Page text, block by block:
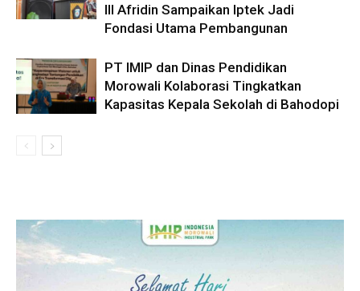
III Afridin Sampaikan Iptek Jadi
Fondasi Utama Pembangunan
PT IMIP dan Dinas Pendidikan
Morowali Kolaborasi Tingkatkan
Kapasitas Kepala Sekolah di Bahodopi